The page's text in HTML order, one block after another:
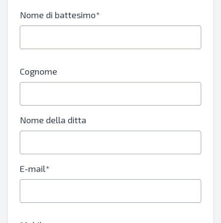
Nome di battesimo*
Cognome
Nome della ditta
E-mail*